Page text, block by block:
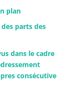
plan
parts des
dans le cadre
consécutive